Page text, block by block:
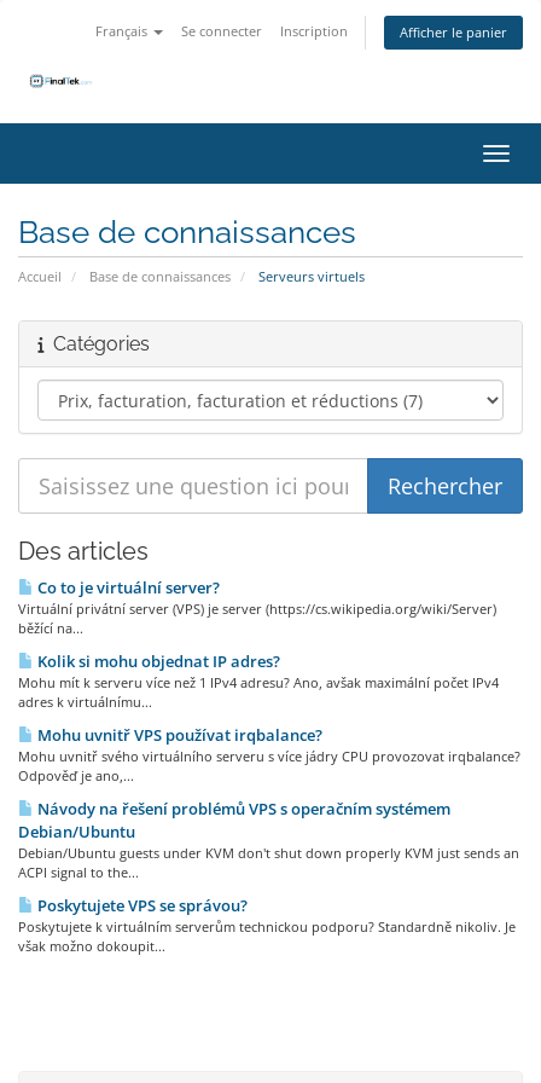
Français Se connecter Inscription Afficher le panier
Base de connaissances
Accueil Base de connaissances Serveurs virtuels
Catégories
Des articles
Co to je virtuální server?
Virtuální privátní server (VPS) je server (https://cs.wikipedia.org/wiki/Server)
běžící na...
Kolik si mohu objednat IP adres?
Mohu mít k serveru více než 1 IPv4 adresu? Ano, avšak maximální počet IPv4
adres k virtuálnímu...
Mohu uvnitř VPS používat irqbalance?
Mohu uvnitř svého virtuálního serveru s více jádry CPU provozovat irqbalance?
Odpověď je ano,...
Návody na řešení problémů VPS s operačním systémem
Debian/Ubuntu
Debian/Ubuntu guests under KVM don't shut down properly KVM just sends an
ACPI signal to the...
Poskytujete VPS se správou?
Poskytujete k virtuálním serverům technickou podporu? Standardně nikoliv. Je
však možno dokoupit...